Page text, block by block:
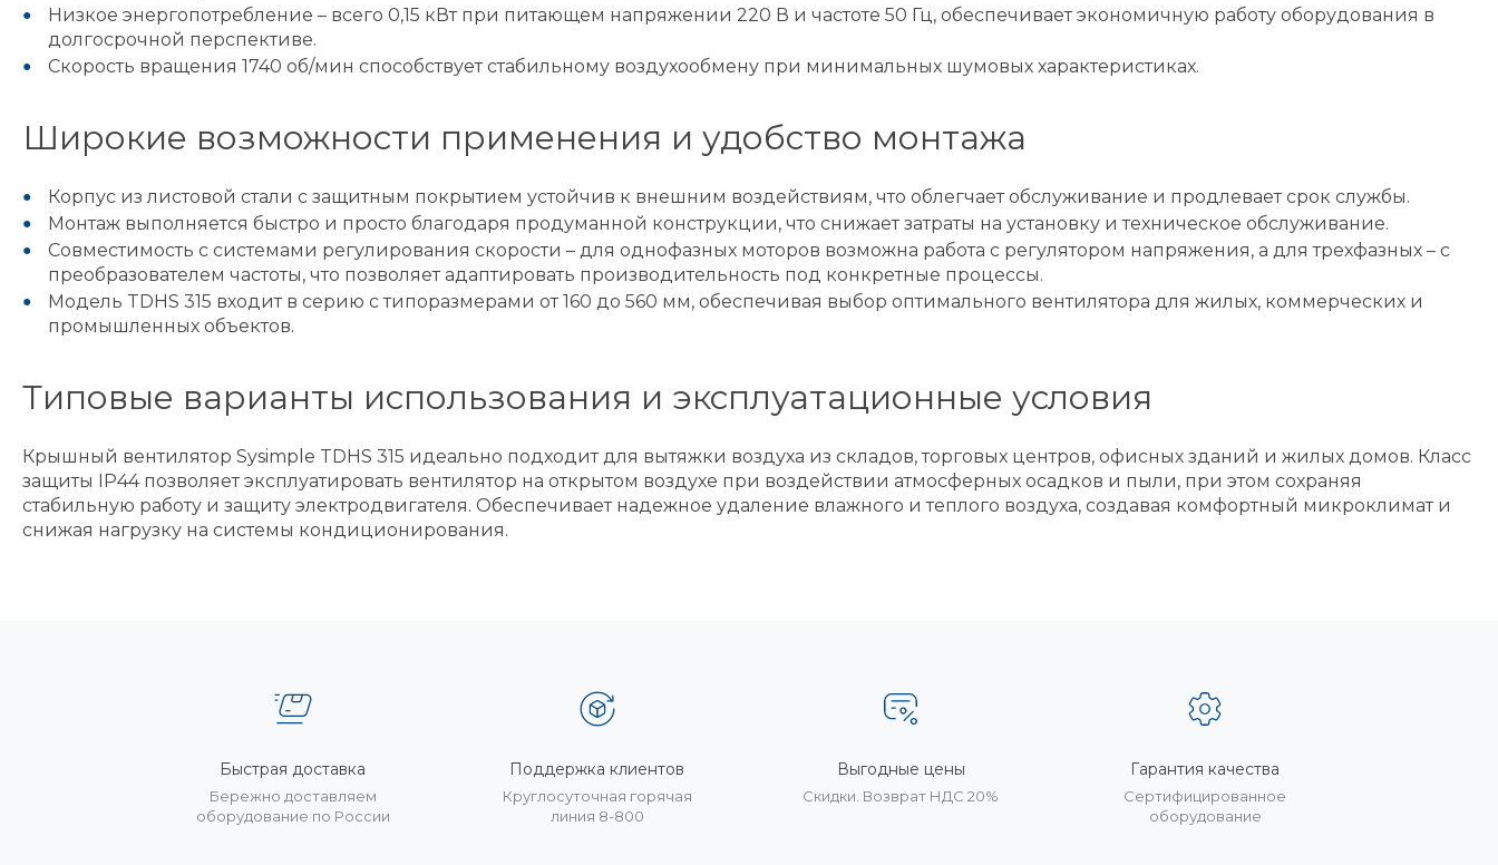
Низкое энергопотребление – всего 0,15 кВт при питающем напряжении 220 В и частоте 50 Гц, обеспечивает экономичную работу оборудования в
долгосрочной перспективе.
Скорость вращения 1740 об/мин способствует стабильному воздухообмену при минимальных шумовых характеристиках.
Широкие возможности применения и удобство монтажа
Корпус из листовой стали с защитным покрытием устойчив к внешним воздействиям, что облегчает обслуживание и продлевает срок службы.
Монтаж выполняется быстро и просто благодаря продуманной конструкции, что снижает затраты на установку и техническое обслуживание.
Совместимость с системами регулирования скорости – для однофазных моторов возможна работа с регулятором напряжения, а для трехфазных – с
преобразователем частоты, что позволяет адаптировать производительность под конкретные процессы.
Модель TDHS 315 входит в серию с типоразмерами от 160 до 560 мм, обеспечивая выбор оптимального вентилятора для жилых, коммерческих и
промышленных объектов.
Типовые варианты использования и эксплуатационные условия
Крышный вентилятор Sysimple TDHS 315 идеально подходит для вытяжки воздуха из складов, торговых центров, офисных зданий и жилых домов. Класс
защиты IP44 позволяет эксплуатировать вентилятор на открытом воздухе при воздействии атмосферных осадков и пыли, при этом сохраняя
стабильную работу и защиту электродвигателя. Обеспечивает надежное удаление влажного и теплого воздуха, создавая комфортный микроклимат и
снижая нагрузку на системы кондиционирования.
Быстрая доставка
Бережно доставляем
оборудование по России
Поддержка клиентов
Круглосуточная горячая
линия 8-800
Выгодные цены
Скидки. Возврат НДС 20%
Гарантия качества
Сертифицированное
оборудование